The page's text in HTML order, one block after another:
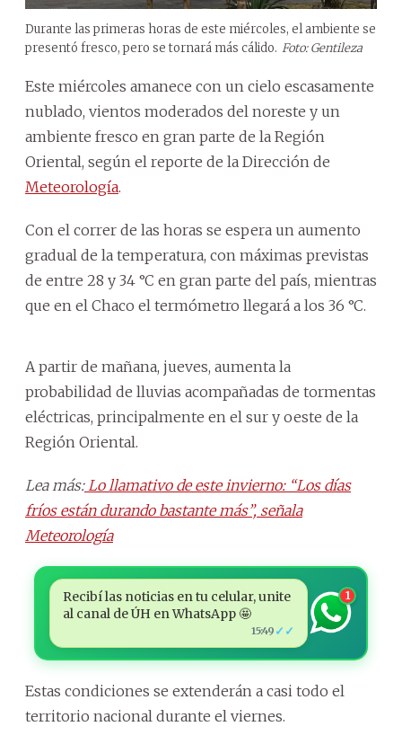
Durante las primeras horas de este miércoles, el ambiente se
presentó fresco, pero se tornará más cálido. Foto: Gentileza
Este miércoles amanece con un cielo escasamente
nublado, vientos moderados del noreste y un
ambiente fresco en gran parte de la Región
Oriental, según el reporte de la Dirección de
Meteorología.
Con el correr de las horas se espera un aumento
gradual de la temperatura, con máximas previstas
de entre 28 y 34 °C en gran parte del país, mientras
que en el Chaco el termómetro llegará a los 36 °C.
A partir de mañana, jueves, aumenta la
probabilidad de lluvias acompañadas de tormentas
eléctricas, principalmente en el sur y oeste de la
Región Oriental.
Lea más:Lo llamativo de este invierno: “Los días
fríos están durando bastante más”, señala
Meteorología
Recibí las noticias en tu celular, unite
al canal de ÚH en WhatsApp 🤩
15:49 ✓✓
1
Estas condiciones se extenderán a casi todo el
territorio nacional durante el viernes.